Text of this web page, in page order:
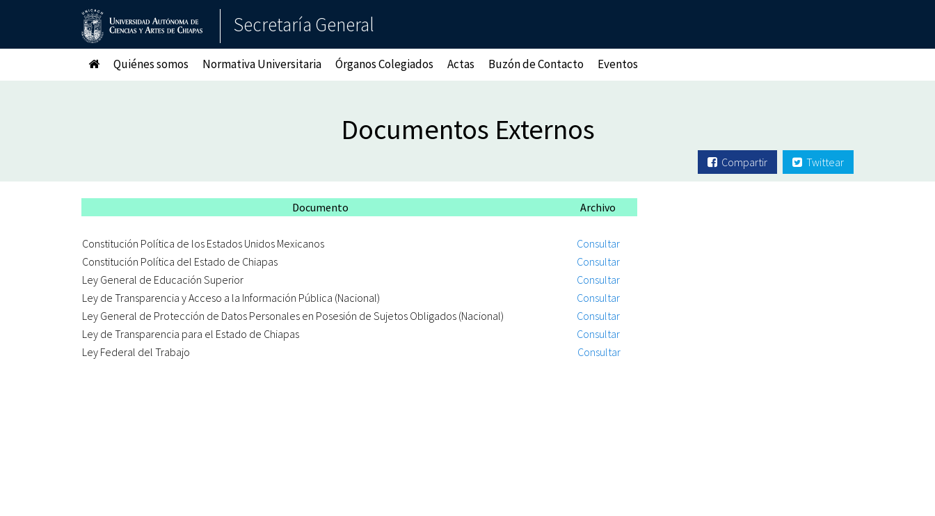
Secretaría General
Quiénes somos Normativa Universitaria Órganos Colegiados Actas Buzón de Contacto Eventos
Documentos Externos
Compartir Twittear
Documento Archivo
Constitución Política de los Estados Unidos Mexicanos
Consultar
Constitución Política del Estado de Chiapas
Consultar
Ley General de Educación Superior
Consultar
Ley de Transparencia y Acceso a la Información Pública (Nacional)
Consultar
Ley General de Protección de Datos Personales en Posesión de Sujetos Obligados (Nacional)
Consultar
Ley de Transparencia para el Estado de Chiapas
Consultar
Ley Federal del Trabajo
Consultar